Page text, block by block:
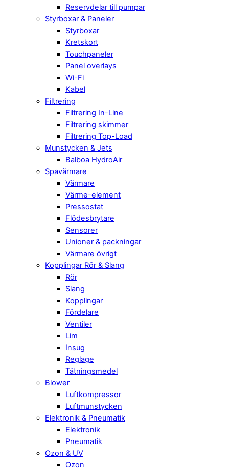
Reservdelar till pumpar
Styrboxar & Paneler
Styrboxar
Kretskort
Touchpaneler
Panel overlays
Wi-Fi
Kabel
Filtrering
Filtrering In-Line
Filtrering skimmer
Filtrering Top-Load
Munstycken & Jets
Balboa HydroAir
Spavärmare
Värmare
Värme-element
Pressostat
Flödesbrytare
Sensorer
Unioner & packningar
Värmare övrigt
Kopplingar Rör & Slang
Rör
Slang
Kopplingar
Fördelare
Ventiler
Lim
Insug
Reglage
Tätningsmedel
Blower
Luftkompressor
Luftmunstycken
Elektronik & Pneumatik
Elektronik
Pneumatik
Ozon & UV
Ozon